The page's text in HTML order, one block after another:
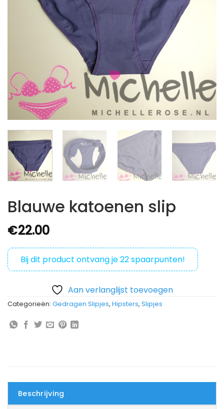
Blauwe katoenen slip
€22.00
Bij dit product ontvang je22spaarpunten!
Aan verlanglijst toevoegen
Categorieën: Gedragen Slipjes, Hipsters, Slipjes
Beschrijving